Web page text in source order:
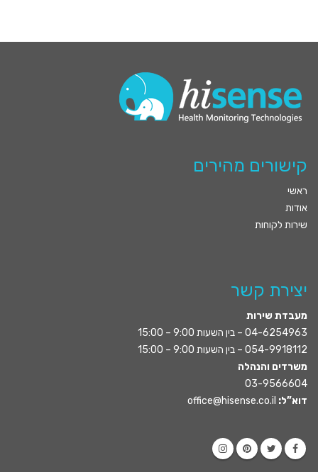
קישורים מהירים
ראשי
אודות
שירות לקוחות
יצירת קשר
מעבדת שירות
04-6254963 – בין השעות 9:00 – 15:00
054-9918112 – בין השעות 9:00 – 15:00
משרדים והנהלה
03-9566604
דוא”ל: